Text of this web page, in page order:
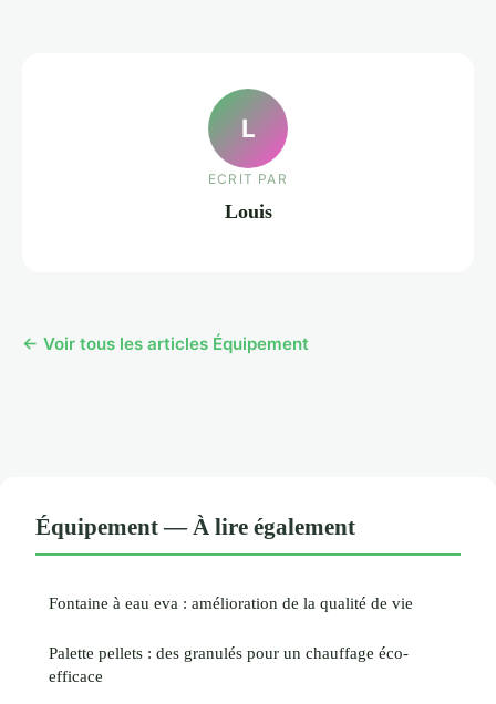
L
ECRIT PAR
Louis
← Voir tous les articles Équipement
Équipement — À lire également
Fontaine à eau eva : amélioration de la qualité de vie
Palette pellets : des granulés pour un chauffage éco-
efficace